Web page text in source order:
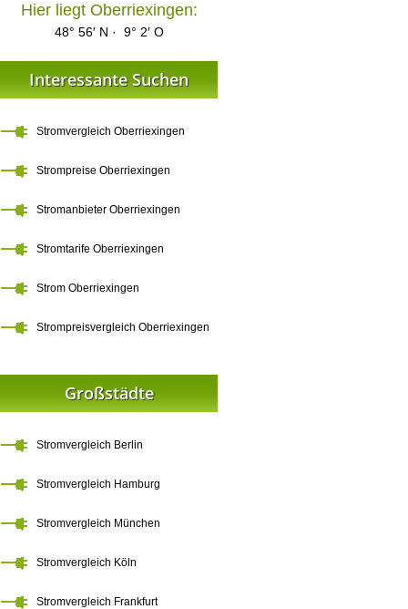
Hier liegt Oberriexingen:
48° 56′ N · 9° 2′ O
Interessante Suchen
Stromvergleich Oberriexingen
Strompreise Oberriexingen
Stromanbieter Oberriexingen
Stromtarife Oberriexingen
Strom Oberriexingen
Strompreisvergleich Oberriexingen
Großstädte
Stromvergleich Berlin
Stromvergleich Hamburg
Stromvergleich München
Stromvergleich Köln
Stromvergleich Frankfurt